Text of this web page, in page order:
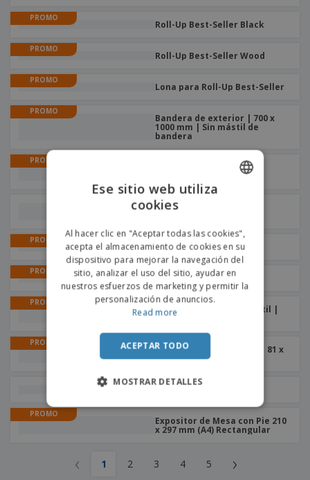
PROMO
Roll-Up Best-Seller Black
PROMO
Roll-Up Best-Seller Wood
PROMO
Lona para Roll-Up Best-Seller
PROMO
Bandera de exterior | 700 x
1000 mm | Sin mástil de
bandera
PROMO
Banner Extensible |
Caballete | 60 x 100cm
PROMO
Carteles
PROMO
X-Banner | 60 x 159,5cm
PROMO
Ventana Emergente Textil |
297 x 223,5cm
PROMO
Contador de Publicidad | 81 x
200cm
PROMO
Expositor de Mesa con Pie 210
x 297 mm (A4) Rectangular
‹ 1 2 3 4 5 ›
SPANISH
Ese sitio web utiliza
cookies
Al hacer clic en "Aceptar todas las cookies",
acepta el almacenamiento de cookies en su
dispositivo para mejorar la navegación del
sitio, analizar el uso del sitio, ayudar en
nuestros esfuerzos de marketing y permitir la
personalización de anuncios.
Read more
ACEPTAR TODO
MOSTRAR DETALLES